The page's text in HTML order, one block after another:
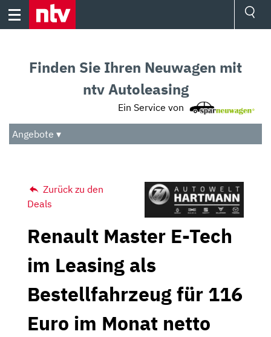
Skip
Audio
Das Beste
Finden Sie Ihren Neuwagen mit
ntv Autoleasing
Ein Service von
Angebote ▾
Zurück zu den
Deals
Renault Master E-Tech
im Leasing als
Bestellfahrzeug für 116
Euro im Monat netto